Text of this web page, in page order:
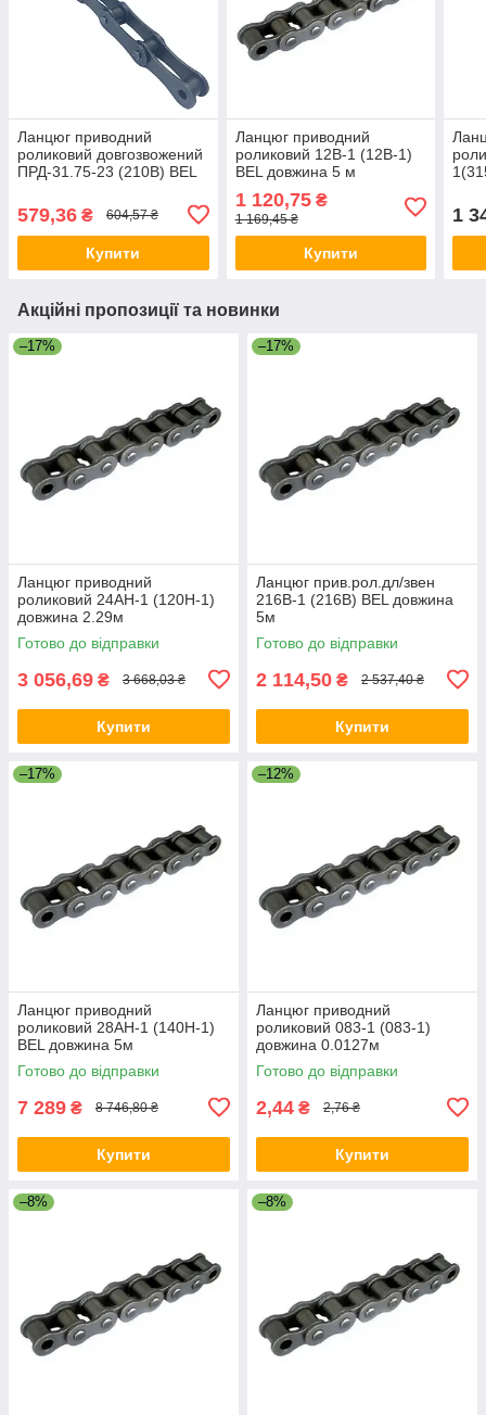
Ланцюг приводний
роликовий довгозвожений
ПРД-31.75-23 (210B) BEL
579,36 ₴ 604,57 ₴
Купити
Ланцюг приводний
роликовий 12B-1 (12B-1)
BEL довжина 5 м
1 120,75₴
1 169,45 ₴
Купити
1
Акційні пропозиції та новинки
–17%
Ланцюг приводний
роликовий 24AH-1 (120H-1)
довжина 2.29м
Готово до відправки
3 056,69 ₴ 3 668,03 ₴
Купити
–17%
Ланцюг прив.рол.дл/звен
216B-1 (216B) BEL довжина
5м
Готово до відправки
2 114,50 ₴ 2 537,40 ₴
Купити
–17%
Ланцюг приводний
роликовий 28AH-1 (140H-1)
BEL довжина 5м
Готово до відправки
7 289 ₴ 8 746,80 ₴
Купити
–12%
Ланцюг приводний
роликовий 083-1 (083-1)
довжина 0.0127м
Готово до відправки
2,44 ₴ 2,76 ₴
Купити
–8% –8%